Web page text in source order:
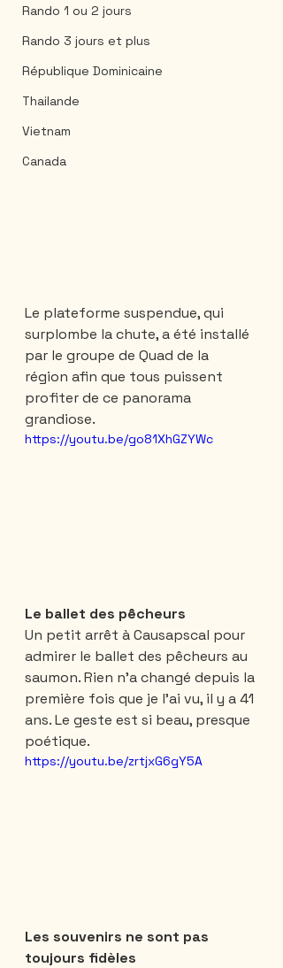
Rando 1 ou 2 jours
Rando 3 jours et plus
République Dominicaine
Thailande
Vietnam
Canada
Le plateforme suspendue, qui
surplombe la chute, a été installé
par le groupe de Quad de la
région afin que tous puissent
profiter de ce panorama
grandiose.
https://youtu.be/go81XhGZYWc
Le ballet des pêcheurs
Un petit arrêt à Causapscal pour
admirer le ballet des pêcheurs au
saumon. Rien n’a changé depuis la
première fois que je l’ai vu, il y a 41
ans. Le geste est si beau, presque
poétique.
https://youtu.be/zrtjxG6gY5A
Les souvenirs ne sont pas
toujours fidèles